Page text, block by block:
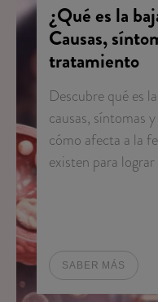
¿Qué es la
Causas,
tratamiento
Descubre qué es
causas, síntomas
cómo afecta a la
existen para
SABER MÁS